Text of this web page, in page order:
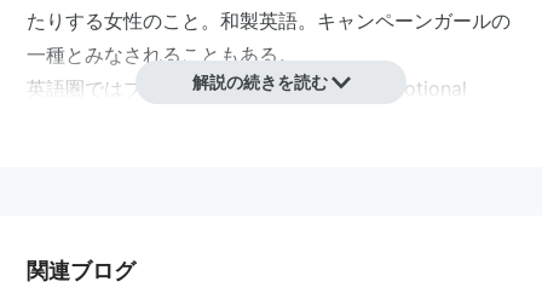
たりする女性のこと。和製英語。キャンペーンガールの
一種とみなされることもある。
英語圏ではプロモーショナルモデル（Promotional
解説の続きを読む
関連ブログ